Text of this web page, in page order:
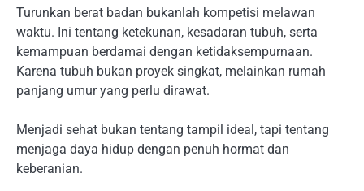
Turunkan berat badan bukanlah kompetisi melawan
waktu. Ini tentang ketekunan, kesadaran tubuh, serta
kemampuan berdamai dengan ketidaksempurnaan.
Karena tubuh bukan proyek singkat, melainkan rumah
panjang umur yang perlu dirawat.
Menjadi sehat bukan tentang tampil ideal, tapi tentang
menjaga daya hidup dengan penuh hormat dan
keberanian.